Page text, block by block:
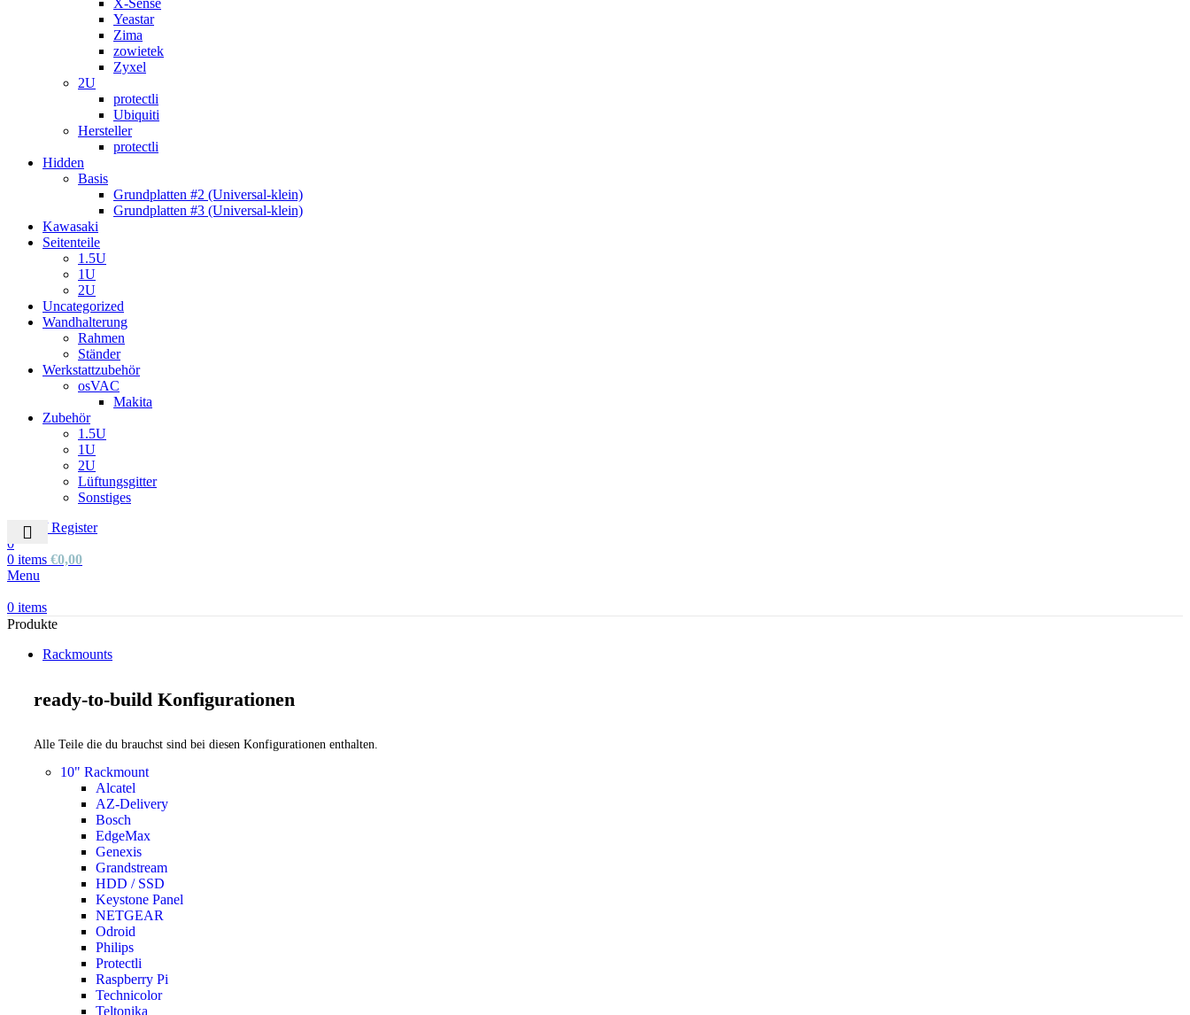
X-Sense
Yeastar
Zima
zowietek
Zyxel
2U
protectli
Ubiquiti
Hersteller
protectli
Hidden
Basis
Grundplatten #2 (Universal-klein)
Grundplatten #3 (Universal-klein)
Kawasaki
Seitenteile
1.5U
1U
2U
Uncategorized
Wandhalterung
Rahmen
Ständer
Werkstattzubehör
osVAC
Makita
Zubehör
1.5U
1U
2U
Lüftungsgitter
Sonstiges
Login / Register
0
0 items €0,00
Menu
0 items
Produkte
Rackmounts
ready-to-build Konfigurationen
Alle Teile die du brauchst sind bei diesen Konfigurationen enthalten.
10" Rackmount
Alcatel
AZ-Delivery
Bosch
EdgeMax
Genexis
Grandstream
HDD / SSD
Keystone Panel
NETGEAR
Odroid
Philips
Protectli
Raspberry Pi
Technicolor
Teltonika